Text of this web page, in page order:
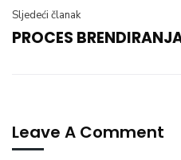
Sljedeći članak
PROCES
Leave A Comment